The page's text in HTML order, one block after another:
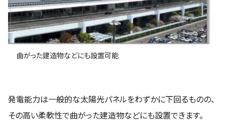
曲がった建造物などにも設置可能
発電能力は一般的な太陽光パネルをわずかに下回るものの、
その高い柔軟性で曲がった建造物などにも設置できます。